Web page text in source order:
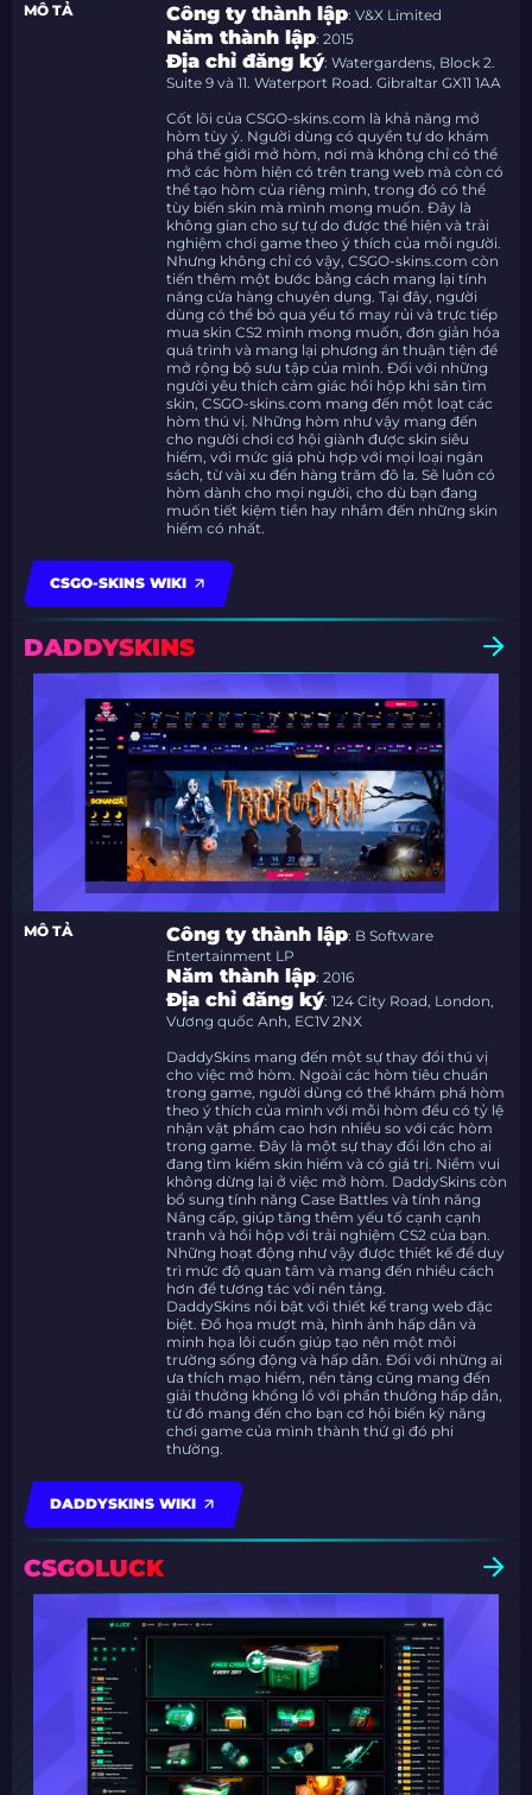
MÔ TẢ Công ty thành lập: V&X Limited
Năm thành lập: 2015
Địa chỉ đăng ký: Watergardens, Block 2.
Suite 9 và 11. Waterport Road. Gibraltar GX11 1AA
Cốt lõi của CSGO-skins.com là khả năng mở
hòm tùy ý. Người dùng có quyền tự do khám
phá thế giới mở hòm, nơi mà không chỉ có thể
mở các hòm hiện có trên trang web mà còn có
thể tạo hòm của riêng mình, trong đó có thể
tùy biến skin mà mình mong muốn. Đây là
không gian cho sự tự do được thể hiện và trải
nghiệm chơi game theo ý thích của mỗi người.
Nhưng không chỉ có vậy, CSGO-skins.com còn
tiến thêm một bước bằng cách mang lại tính
năng cửa hàng chuyên dụng. Tại đây, người
dùng có thể bỏ qua yếu tố may rủi và trực tiếp
mua skin CS2 mình mong muốn, đơn giản hóa
quá trình và mang lại phương án thuận tiện để
mở rộng bộ sưu tập của mình. Đối với những
người yêu thích cảm giác hồi hộp khi săn tìm
skin, CSGO-skins.com mang đến một loạt các
hòm thú vị. Những hòm như vậy mang đến
cho người chơi cơ hội giành được skin siêu
hiếm, với mức giá phù hợp với mọi loại ngân
sách, từ vài xu đến hàng trăm đô la. Sẽ luôn có
hòm dành cho mọi người, cho dù bạn đang
muốn tiết kiệm tiền hay nhắm đến những skin
hiếm có nhất.
CSGO-SKINS WIKI
DADDYSKINS
MÔ TẢ Công ty thành lập: B Software
Entertainment LP
Năm thành lập: 2016
Địa chỉ đăng ký: 124 City Road, London,
Vương quốc Anh, EC1V 2NX
DaddySkins mang đến một sự thay đổi thú vị
cho việc mở hòm. Ngoài các hòm tiêu chuẩn
trong game, người dùng có thể khám phá hòm
theo ý thích của mình với mỗi hòm đều có tỷ lệ
nhận vật phẩm cao hơn nhiều so với các hòm
trong game. Đây là một sự thay đổi lớn cho ai
đang tìm kiếm skin hiếm và có giá trị. Niềm vui
không dừng lại ở việc mở hòm. DaddySkins còn
bổ sung tính năng Case Battles và tính năng
Nâng cấp, giúp tăng thêm yếu tố cạnh cạnh
tranh và hồi hộp với trải nghiệm CS2 của bạn.
Những hoạt động như vậy được thiết kế để duy
trì mức độ quan tâm và mang đến nhiều cách
hơn để tương tác với nền tảng.
DaddySkins nổi bật với thiết kế trang web đặc
biệt. Đồ họa mượt mà, hình ảnh hấp dẫn và
minh họa lôi cuốn giúp tạo nên một môi
trường sống động và hấp dẫn. Đối với những ai
ưa thích mạo hiểm, nền tảng cũng mang đến
giải thưởng khổng lồ với phần thưởng hấp dẫn,
từ đó mang đến cho bạn cơ hội biến kỹ năng
chơi game của mình thành thứ gì đó phi
thường.
DADDYSKINS WIKI
CSGOLUCK